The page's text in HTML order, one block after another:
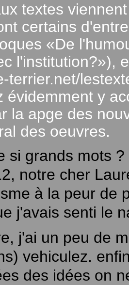
textes
certains
«De
l'institution?»),
terrier.net/
évidemment y
la apge des
des oeuvres.
si grands mots
notre cher
à la peur de
j'avais senti le
j'ai un peu de
vehiculez.
des idées on